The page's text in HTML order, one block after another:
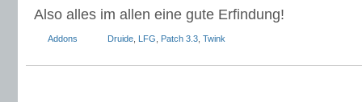
Also alles im allen eine gute Erfindung!
Addons Druide LFG Patch 3.3 Twink